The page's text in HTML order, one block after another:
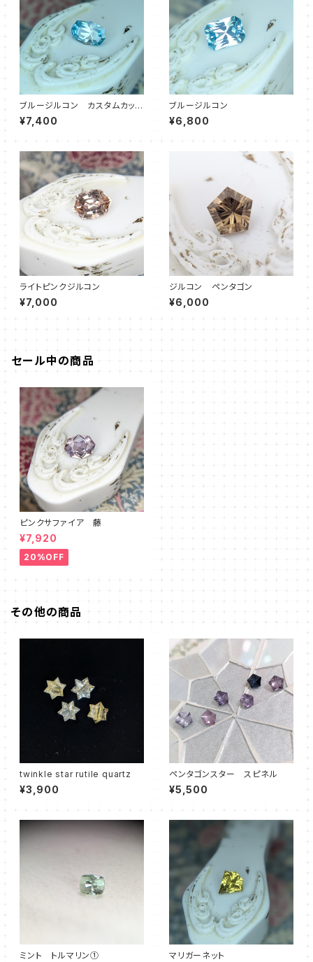
ブルージルコン カスタムカッ
ト オクタゴン
¥7,400
ブルージルコン
¥6,800
ライトピンクジルコン
¥7,000
ジルコン ペンタゴン
¥6,000
セール中の商品
ピンクサファイア 藤
¥7,920
20%OFF
その他の商品
twinkle star rutile quartz
¥3,900
ペンタゴンスター スピネル
¥5,500
ミント トルマリン① マリガーネット